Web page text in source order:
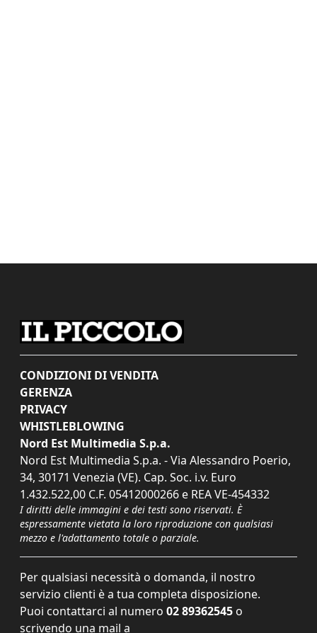
CONDIZIONI DI VENDITA
GERENZA
PRIVACY
WHISTLEBLOWING
Nord Est Multimedia S.p.a.
Nord Est Multimedia S.p.a. - Via Alessandro Poerio,
34, 30171 Venezia (VE). Cap. Soc. i.v. Euro
1.432.522,00 C.F. 05412000266 e REA VE-454332
I diritti delle immagini e dei testi sono riservati. È
espressamente vietata la loro riproduzione con qualsiasi
mezzo e l'adattamento totale o parziale.
Per qualsiasi necessità o domanda, il nostro
servizio clienti è a tua completa disposizione.
Puoi contattarci al numero 02 89362545 o
scrivendo una mail a